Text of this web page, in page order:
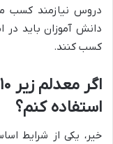
دروس نیازمند کسب
دانش آموزان باید در
کسب کنند.
استفاده کنم؟
خیر، یکی از شرایط